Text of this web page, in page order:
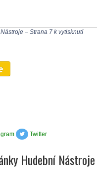
– Strana 7 k vytisknutí
Twitter
Hudební Nástroje